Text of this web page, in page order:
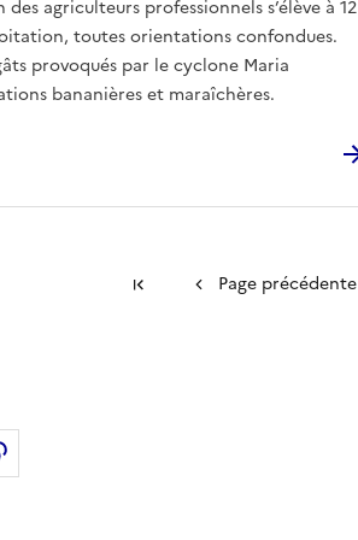
agriculteurs professionnels s’élève à 12
toutes orientations confondues.
provoqués par le cyclone Maria
bananières et maraîchères.
Première page
Page précédente
Twitter)
par email